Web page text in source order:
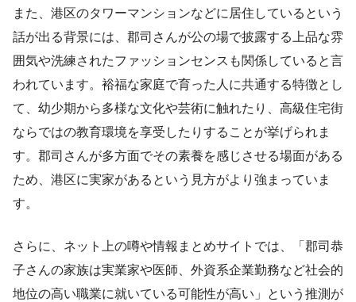
また、港区のタワーマンションなどに居住しているという
話が出る背景には、郡司さんが公の場で披露する上品な雰
囲気や洗練されたファッションセンスも関係していると言
われています。裕福な家庭で育った人に共通する特徴とし
て、幼少期から多様な文化や芸術に触れたり、高級住宅街
ならではの教育環境を享受したりすることが挙げられま
す。郡司さんが多方面でその素養を感じさせる場面がある
ため、港区に実家があるという見方がより強まっていま
す。
さらに、ネット上の噂や情報まとめサイトでは、「郡司恭
子さんの家族は実業家や医師、外資系企業勤務など社会的
地位の高い職業に就いている可能性が高い」という推測が